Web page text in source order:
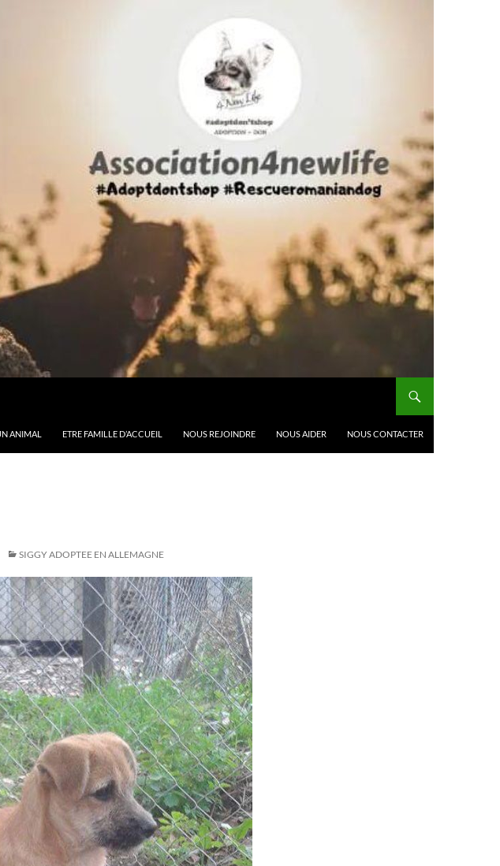
ANIMAL ETRE FAMILLE D’ACCUEIL NOUS REJOINDRE NOUS AIDER NOUS CONTACTER
SIGGY ADOPTEE EN ALLEMAGNE